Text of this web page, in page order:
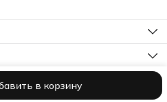
в корзину
В. Д.ОплатаДоставка